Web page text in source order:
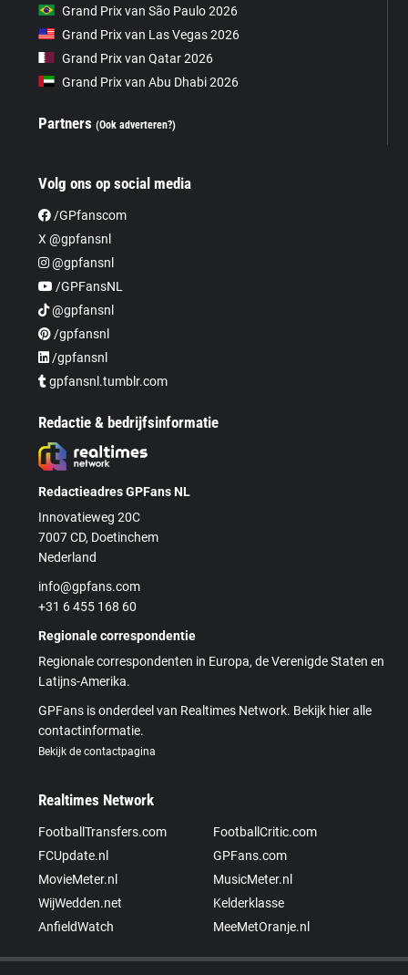
Grand Prix van São Paulo 2026
Grand Prix van Las Vegas 2026
Grand Prix van Qatar 2026
Grand Prix van Abu Dhabi 2026
Partners(Ook adverteren?)
Volg ons op social media
/GPfanscom
X @gpfansnl
@gpfansnl
/GPFansNL
@gpfansnl
/gpfansnl
/gpfansnl
gpfansnl.tumblr.com
Redactie & bedrijfsinformatie
Redactieadres GPFans NL
Innovatieweg 20C
7007 CD, Doetinchem
Nederland
info@gpfans.com
+31 6 455 168 60
Regionale correspondentie
Regionale correspondenten in Europa, de Verenigde Staten en
Latijns-Amerika.
GPFans is onderdeel van Realtimes Network. Bekijk hier alle
contactinformatie.
Bekijk de contactpagina
Realtimes Network
FootballTransfers.com
FootballCritic.com
FCUpdate.nl
GPFans.com
MovieMeter.nl
MusicMeter.nl
WijWedden.net
Kelderklasse
AnfieldWatch
MeeMetOranje.nl